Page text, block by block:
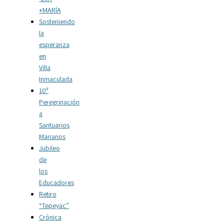
+MARÍA
Sosteniendo
la
esperanza
en
Villa
Inmaculada
10ª
Peregrinación
a
Santuarios
Marianos
Jubileo
de
los
Educadores
Retiro
“Tepeyac”
Crónica